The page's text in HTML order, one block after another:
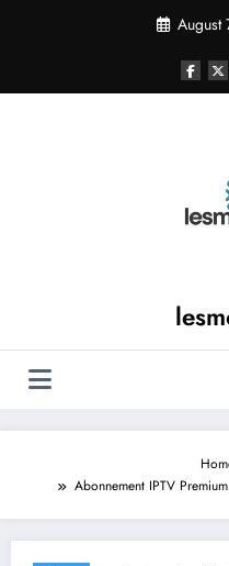
August
Abonnement IPTV